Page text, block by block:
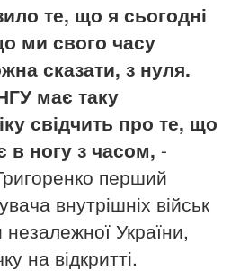
те, що я сьогодні
ми свого часу
сказати, з нуля.
має таку
свідчить про те, що
в ногу з часом, -
перший
внутрішніх військ
України,
на відкритті.